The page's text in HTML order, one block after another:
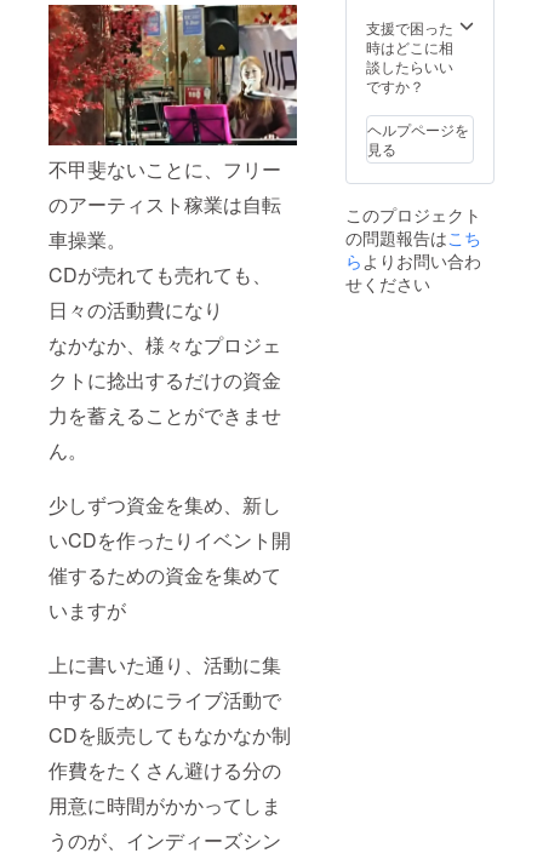
不甲斐ないことに、フリー
のアーティスト稼業は自転
車操業。
CDが売れても売れても、
日々の活動費になり
なかなか、様々なプロジェ
クトに捻出するだけの資金
力を蓄えることができませ
ん。
少しずつ資金を集め、新し
いCDを作ったりイベント開
催するための資金を集めて
いますが
上に書いた通り、活動に集
中するためにライブ活動で
CDを販売してもなかなか制
作費をたくさん避ける分の
用意に時間がかかってしま
うのが、インディーズシン
ます)
⑧CF限
定Tシャ
ツ(デザ
色はお
楽しみ
に！)
⑨4/11(
愛と打
ち上げ
会ご招
待（※都
内で開
宿 真
昼の
月 夜
の太
日料金
は3200
円
クレ
ジット
にお名
前記載
(備考欄
支援で困った
時はどこに相
談したらいい
ですか？
ヘルプページを
見る
このプロジェクト
の問題報告はこち
ら よりお問い合わ
せください